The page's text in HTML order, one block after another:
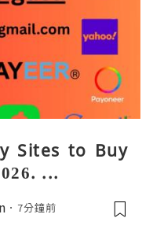
Sites to Buy
...
7分鐘前